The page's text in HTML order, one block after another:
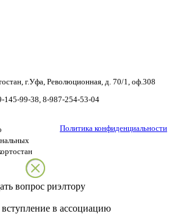
г.Уфа Революционная, д. 70/1, оф.308
145-99-38 8-987-254-53-04
Политика конфиденциальности
вопрос риэлтору
вступление в ассоциацию